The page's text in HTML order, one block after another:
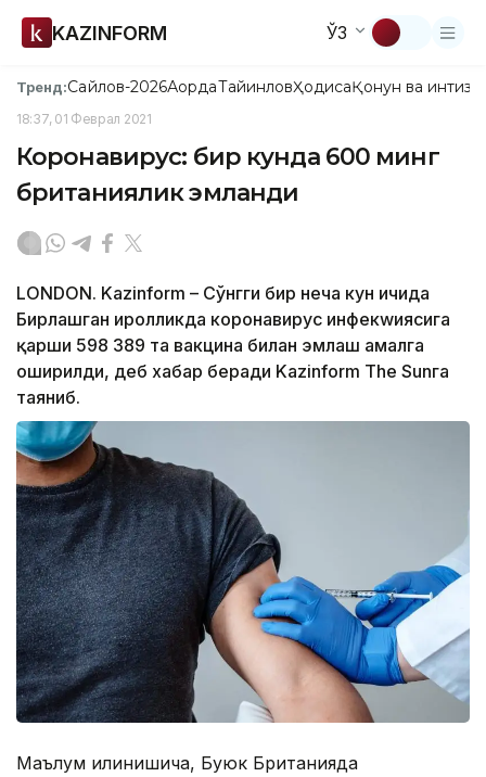
KAZINFORM ЎЗ
Тренд:Сайлов-2026АқордаТайинловҲодисаҚонун ва
18:37, 01 Феврал 2021
Коронавирус: бир кунда 600 минг
британиялик эмланди
LONDON. Kazinform – Сўнгги бир неча кун ичида
Бирлашган Қиролликда коронавирус инфекwиясига
қарши 598 389 та вакцина билан эмлаш амалга
оширилди, деб хабар беради Kazinform The Sunга
таяниб.
Маълум қилинишича, Буюк Британияда